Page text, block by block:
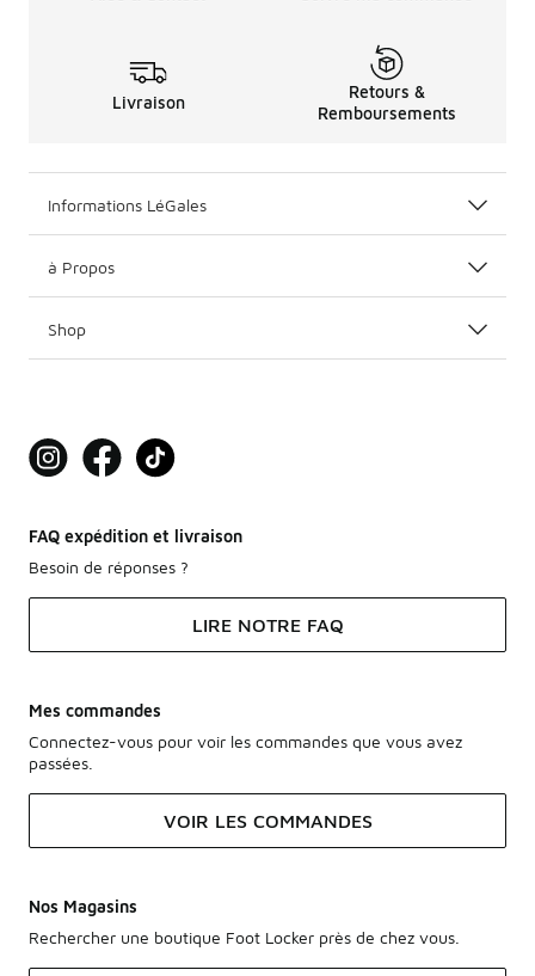
Livraison
Retours &
Remboursements
Informations LéGales
à Propos
Shop
FAQ expédition et livraison
Besoin de réponses ?
LIRE NOTRE FAQ
Mes commandes
Connectez-vous pour voir les commandes que vous avez
passées.
VOIR LES COMMANDES
Nos Magasins
Rechercher une boutique Foot Locker près de chez vous.